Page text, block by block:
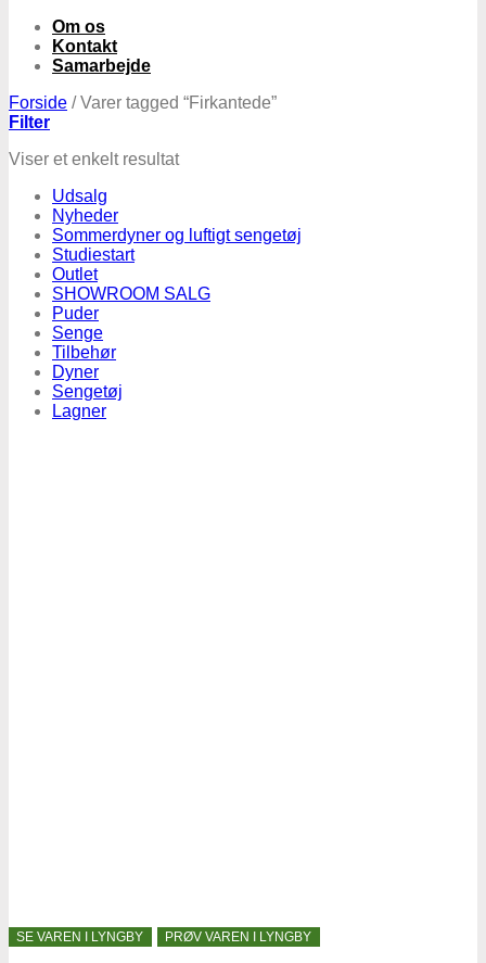
Om os
Kontakt
Samarbejde
Forside /Varer tagged “Firkantede”
Filter
Viser et enkelt resultat
Udsalg
Nyheder
Sommerdyner og luftigt sengetøj
Studiestart
Outlet
SHOWROOM SALG
Puder
Senge
Tilbehør
Dyner
Sengetøj
Lagner
SE VAREN I LYNGBY PRØV VAREN I LYNGBY